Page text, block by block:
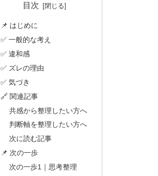
目次
📌 はじめに
✅ 一般的な考え
✅ 違和感
✅ ズレの理由
✅ 気づき
🔗 関連記事
共感から整理したい方へ
判断軸を整理したい方へ
次に読む記事
📌 次の一歩
次の一歩1｜思考整理